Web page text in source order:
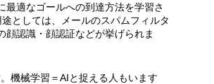
最適なゴールへの到達方法を学習さ
としては、メールのスパムフィルタ
認識・顔認証などが挙げられま
機械学習＝AIと捉える人もいます